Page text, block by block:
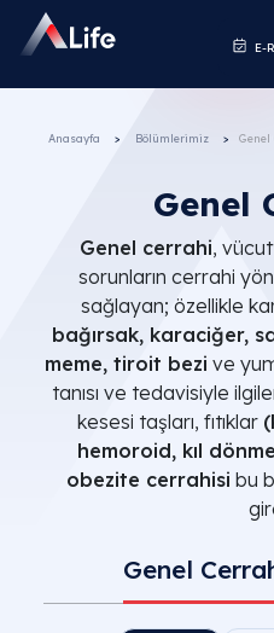
E-
Anasayfa Bölümlerimiz Genel
Genel
Genel cerrahi,
sorunların cerrahi
sağlayan; özellikle
bağırsak, karaciğer,
meme, tiroit bezi ve
tanısı ve tedavisiyle
kesesi taşları, fıtıklar
hemoroid, kıl
obezite cerrahisi bu
Genel